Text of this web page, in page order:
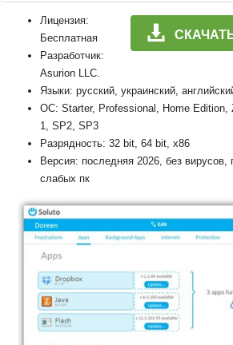
Лицензия:
Бесплатная
Разработчик:
Asurion LLC.
Языки: русский, украинский,
ОС: Starter, Professional, Home Edition,
1, SP2, SP3
Разрядность: 32 bit, 64 bit, x86
Версия: последняя 2026, без вирусов,
слабых пк